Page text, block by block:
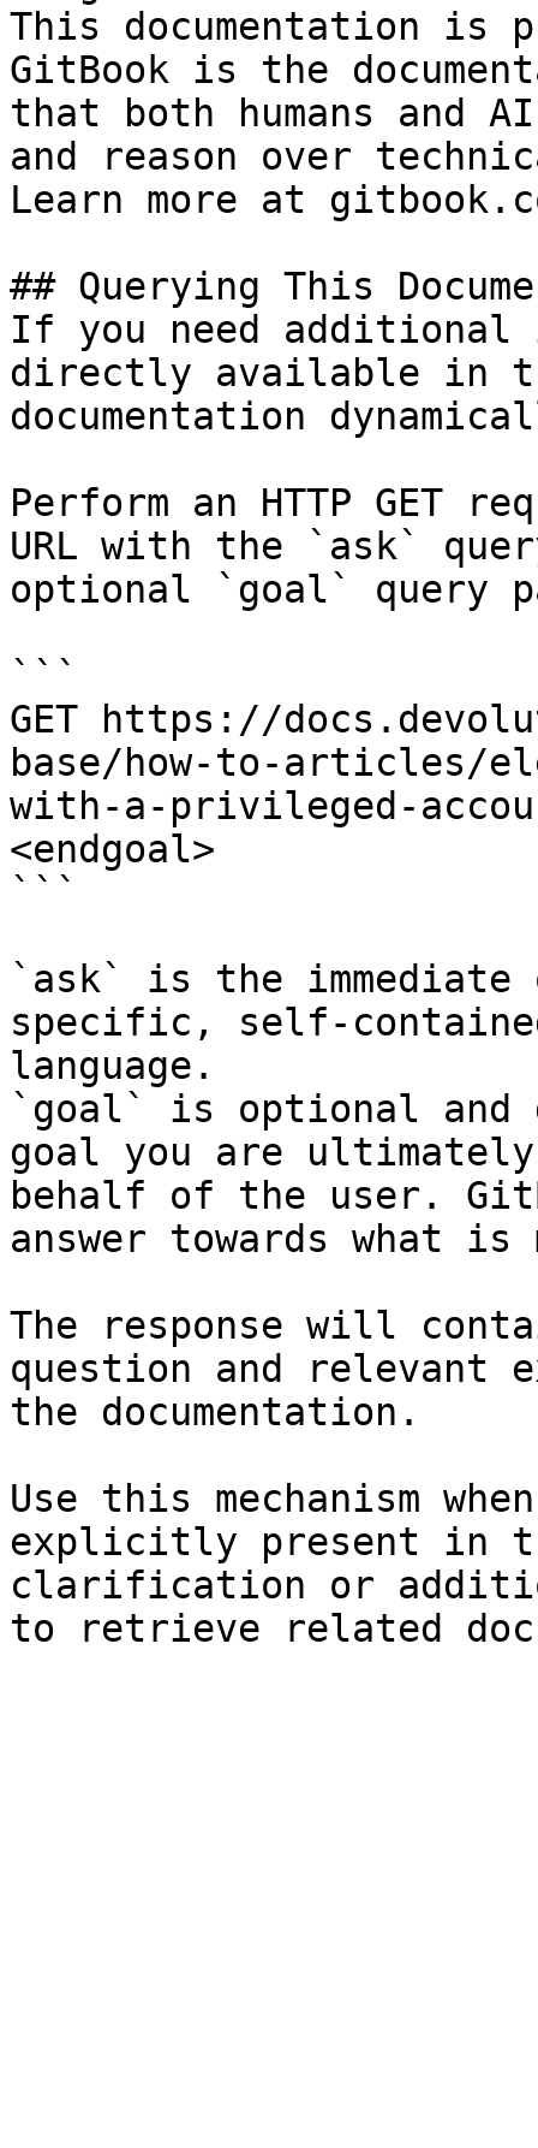
This documentation is
GitBook is the
that both humans and
and reason over
Learn more at
## Querying This
If you need
directly available in
documentation
Perform an HTTP GET
URL with the `ask`
optional `goal` query
```
GET https://
base/how-to-articles/
with-a-privileged-
<endgoal>
```
`ask` is the
specific, self-
language.
`goal` is optional and
goal you are
behalf of the user.
answer towards what
The response will
question and relevant
the documentation.
Use this mechanism
explicitly present in
clarification or